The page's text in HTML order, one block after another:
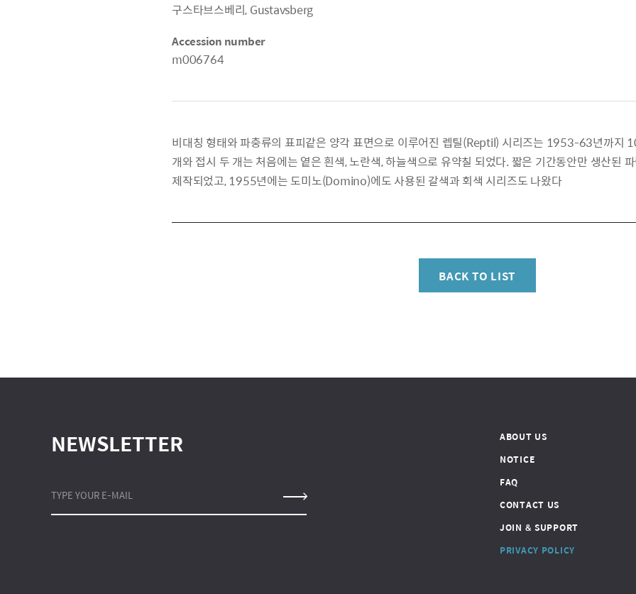
구스타브스베리, Gustavsberg
Accession number
m006764
비대칭 형태와 파충류의 표피같은 양각 표면으로 이루어진 렙틸(Reptil) 시리즈는 1953-63년까지
개와 접시 두 개는 처음에는 옅은 흰색, 노란색, 하늘색으로 유약칠 되었다. 짧은 기간동안만 생산된
제작되었고, 1955년에는 도미노(Domino)에도 사용된 갈색과 회색 시리즈도 나왔다
BACK TO LIST
NEWSLETTER
TYPE YOUR E-MAIL
ABOUT US
NOTICE
FAQ
CONTACT US
JOIN & SUPPORT
PRIVACY POLICY